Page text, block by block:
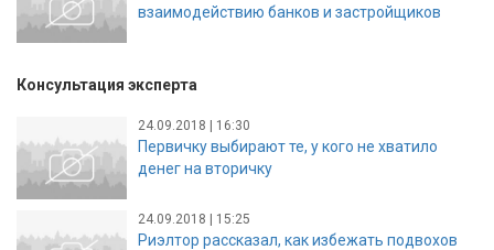
взаимодействию банков и застройщиков
Консультация эксперта
24.09.2018 | 16:30
Первичку выбирают те, у кого не хватило
денег на вторичку
24.09.2018 | 15:25
Риэлтор рассказал, как избежать подвохов